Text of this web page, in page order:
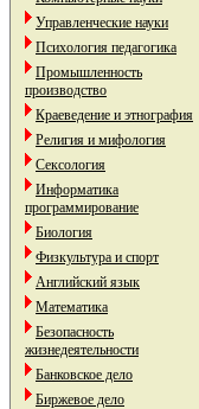
Управленческие науки
Психология педагогика
Промышленность
производство
Краеведение и этнография
Религия и мифология
Сексология
Информатика
программирование
Биология
Физкультура и спорт
Английский язык
Математика
Безопасность
жизнедеятельности
Банковское дело
Биржевое дело